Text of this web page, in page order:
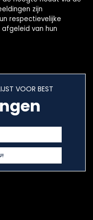
zijn
respectievelijke
van hun
VOOR BEST